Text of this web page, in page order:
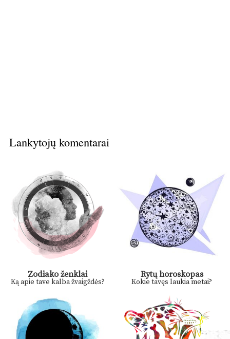
Lankytojų komentarai
Zodiako ženklai
Ką apie tave kalba žvaigždės?
Rytų horoskopas
Kokie tavęs laukia metai?